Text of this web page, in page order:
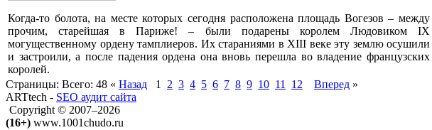
Когда-то болота, на месте которых сегодня расположена площадь Вогезов – между
прочим, старейшая в Париже! – были подарены королем Людовиком IХ
могущественному ордену тамплиеров. Их стараниями в ХIII веке эту землю осушили
и застроили, а после падения ордена она вновь перешла во владение французских
королей.
Страницы: Всего: 48 « Назад 1 2 3 4 5 6 7 8 9 10 11 12 Вперед »
ARTtech - SEO аудит сайта
Copyright © 2007–2026
(16+) www.1001chudo.ru